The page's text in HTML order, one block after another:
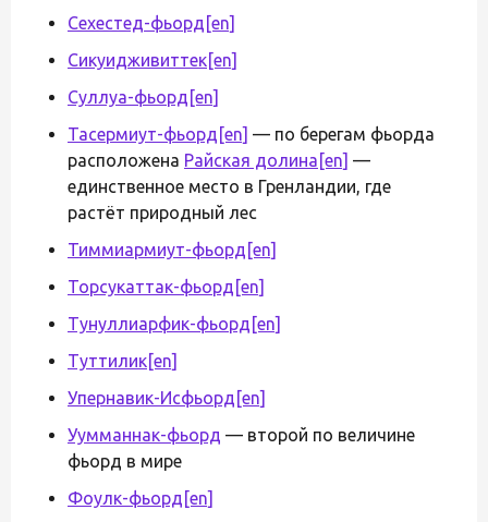
Сехестед-фьорд [en]
Сикуидживиттек[en]
Суллуа-фьорд [en]
Тасермиут-фьорд [en] — по берегам фьорда
расположена Райская долина [en] —
единственное место в Гренландии, где
растёт природный лес
Тиммиармиут-фьорд [en]
Торсукаттак-фьорд [en]
Тунуллиарфик-фьорд [en]
Туттилик[en]
Упернавик-Исфьорд [en]
Уумманнак-фьорд — второй по величине
фьорд в мире
Фоулк-фьорд [en]